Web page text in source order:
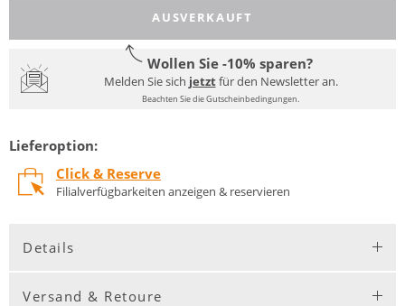
AUSVERKAUFT
Wollen Sie -10% sparen?
Melden Sie sich jetztfür den Newsletter an.
Beachten Sie die Gutscheinbedingungen.
Lieferoption:
Click & Reserve
Filialverfügbarkeiten anzeigen & reservieren
Details
Versand & Retoure